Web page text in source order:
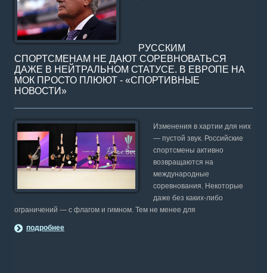
РУССКИМ
СПОРТСМЕНАМ НЕ ДАЮТ СОРЕВНОВАТЬСЯ
ДАЖЕ В НЕЙТРАЛЬНОМ СТАТУСЕ. В ЕВРОПЕ НА
МОК ПРОСТО ПЛЮЮТ - «СПОРТИВНЫЕ
НОВОСТИ»
Изменения в хартии для них
— пустой звук. Российские
спортсмены активно
возвращаются на
международные
соревнования. Некоторые
даже без каких-либо
ограничений — с флагом и гимном. Тем не менее для
подробнее